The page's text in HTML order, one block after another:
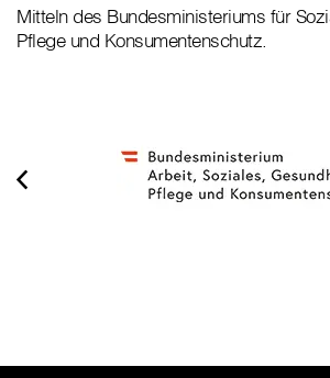
Mitteln des Bundesministeriums für
Pflege und Konsumentenschutz.